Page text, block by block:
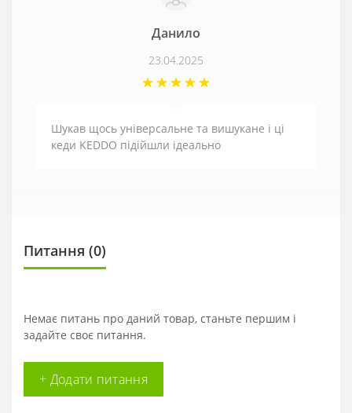
Данило
23.04.2025
Шукав щось універсальне та вишукане і ці
кеди KEDDO підійшли ідеально
Питання (0)
Немає питань про даний товар, станьте першим і
задайте своє питання.
+ Додати питання